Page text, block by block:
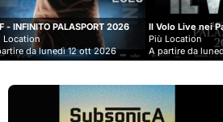
2026
2026
Il Volo Live nei Palasport 2026
Più Location
A partire da lunedì 07 dic 2026